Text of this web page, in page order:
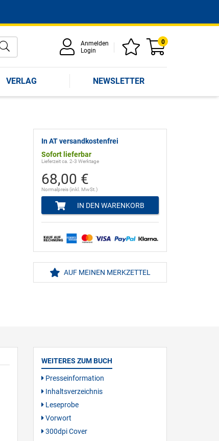
Anmelden
Login
0
VERLAG NEWSLETTER
In AT versandkostenfrei
Sofort lieferbar
Lieferzeit ca. 2-3 Werktage
68,00 €
Normalpreis (inkl. MwSt.)
IN DEN WARENKORB
AUF MEINEN MERKZETTEL
WEITERES ZUM BUCH
Presseinformation
Inhaltsverzeichnis
Leseprobe
Vorwort
300dpi Cover